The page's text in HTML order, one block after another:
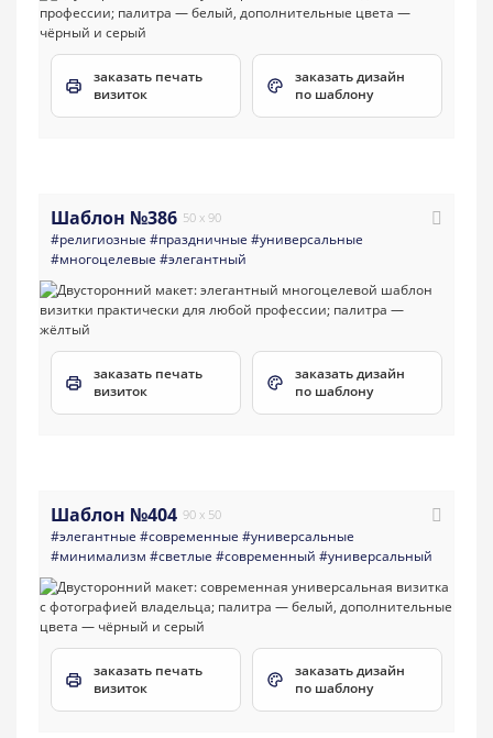
заказать печать
визиток
заказать дизайн
по шаблону
Шаблон №386 50 x 90
#религиозные #праздничные #универсальные
#многоцелевые #элегантный
заказать печать
визиток
заказать дизайн
по шаблону
Шаблон №404 90 x 50
#элегантные #современные #универсальные
#минимализм #светлые #современный #универсальный
заказать печать
визиток
заказать дизайн
по шаблону